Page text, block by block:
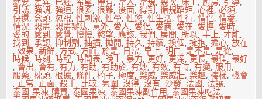
引誘,強調,強迫,很多,很難,後面,得到,循規蹈矩,心裡,必須,
快還,念頭,忽視,性刺激,性學,性慾,性生活,性行,情侶,情愛,
情況,想盡,想盡辦法, 意外, 愛人, 愛侶, 愛商, 愛在, 愛撫, 愛時,
愛的,感到,感覺,慢慢,慾望,應該,我們,房間,所以,手上,才能,
找到,承認,抑制劑,抽插,拋開,持久,持續,換個,擁抱,擔心,放在
,效果,新鮮, 方式, 方面,於是, 日常,早上, 明白,是不是,是從,
時候, 時刻, 時程, 時間表, 晚上,暴力, 更好, 更深,更長,最佳,最好
, 會出, 會有,有力,有助,有助於,有妙,有效,有時,有變,服用,
服藥,枕頭,根據,條件,椅子,極度,樂威,樂威壯,樂趣,樓梯,機會
,正常,正面,殺手, 比較, 氛圍,沒得,沒有,沙發, 法國, 法讓,
泰國 果凍 購買,泰國果凍,泰國果凍副作用,泰國果凍吃法,